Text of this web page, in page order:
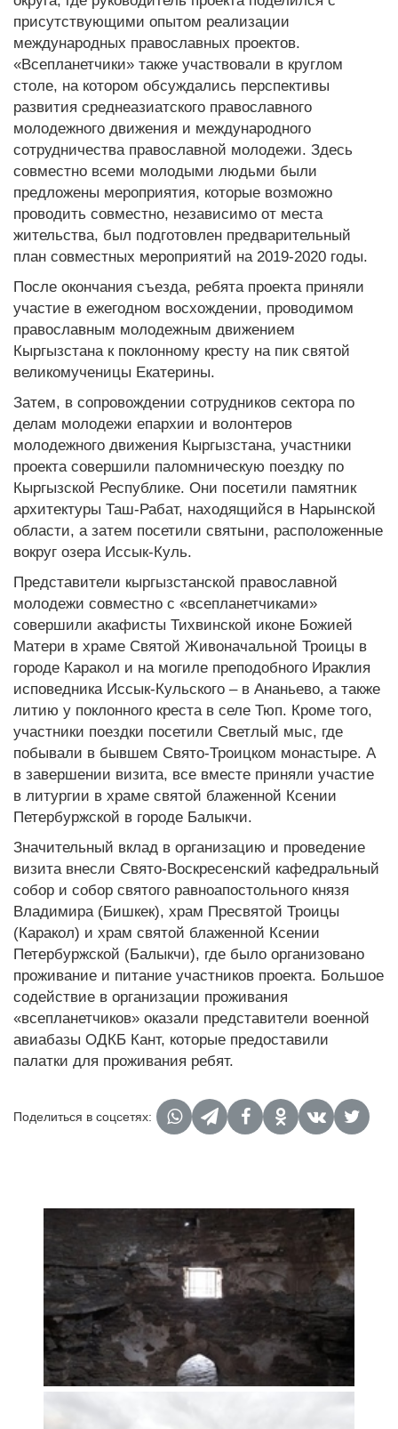
присутствующими опытом реализации
международных православных проектов.
«Всепланетчики» также участвовали в круглом
столе, на котором обсуждались перспективы
развития среднеазиатского православного
молодежного движения и международного
сотрудничества православной молодежи. Здесь
совместно всеми молодыми людьми были
предложены мероприятия, которые возможно
проводить совместно, независимо от места
жительства, был подготовлен предварительный
план совместных мероприятий на 2019-2020 годы.
После окончания съезда, ребята проекта приняли
участие в ежегодном восхождении, проводимом
православным молодежным движением
Кыргызстана к поклонному кресту на пик святой
великомученицы Екатерины.
Затем, в сопровождении сотрудников сектора по
делам молодежи епархии и волонтеров
молодежного движения Кыргызстана, участники
проекта совершили паломническую поездку по
Кыргызской Республике. Они посетили памятник
архитектуры Таш-Рабат, находящийся в Нарынской
области, а затем посетили святыни, расположенные
вокруг озера Иссык-Куль.
Представители кыргызстанской православной
молодежи совместно с «всепланетчиками»
совершили акафисты Тихвинской иконе Божией
Матери в храме Святой Живоначальной Троицы в
городе Каракол и на могиле преподобного Ираклия
исповедника Иссык-Кульского – в Ананьево, а также
литию у поклонного креста в селе Тюп. Кроме того,
участники поездки посетили Светлый мыс, где
побывали в бывшем Свято-Троицком монастыре. А
в завершении визита, все вместе приняли участие
в литургии в храме святой блаженной Ксении
Петербуржской в городе Балыкчи.
Значительный вклад в организацию и проведение
визита внесли Свято-Воскресенский кафедральный
собор и собор святого равноапостольного князя
Владимира (Бишкек), храм Пресвятой Троицы
(Каракол) и храм святой блаженной Ксении
Петербуржской (Балыкчи), где было организовано
проживание и питание участников проекта. Большое
содействие в организации проживания
«всепланетчиков» оказали представители военной
авиабазы ОДКБ Кант, которые предоставили
палатки для проживания ребят.
Поделиться в соцсетях: